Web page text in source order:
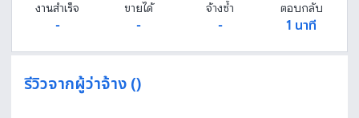
งานสำเร็จ
-
ขายได้
-
จ้างซ้ำ
-
ตอบกลับ
1 นาที
รีวิวจากผู้ว่าจ้าง ()